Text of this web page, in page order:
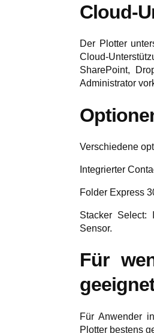
Cloud-
Der Plotter
Cloud-
SharePoint,
Administrator
Verschiedene
Integrierter
Folder Express
Stacker Select:
Sensor.
Für
Für Anwender
Plotter bestens